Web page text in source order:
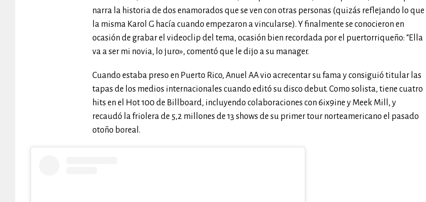
narra la historia de dos enamorados que se ven con otras personas (quizás reflejando lo que
la misma Karol G hacía cuando empezaron a vincularse). Y finalmente se conocieron en
ocasión de grabar el videoclip del tema, ocasión bien recordada por el puertorriqueño: “Ella
va a ser mi novia, lo juro», comentó que le dijo a su manager.
Cuando estaba preso en Puerto Rico, Anuel AA vio acrecentar su fama y consiguió titular las
tapas de los medios internacionales cuando editó su disco debut. Como solista, tiene cuatro
hits en el Hot 100 de Billboard, incluyendo colaboraciones con 6ix9ine y Meek Mill, y
recaudó la friolera de 5,2 millones de 13 shows de su primer tour norteamericano el pasado
otoño boreal.